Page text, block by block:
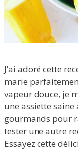
J’ai adoré cette
marie
vapeur douce, je
une assiette
gourmands pour
tester une autre
Essayez cette